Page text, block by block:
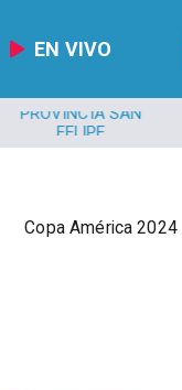
EN VIVO
PROVINCIA SAN
FELIPE
Copa América 2024